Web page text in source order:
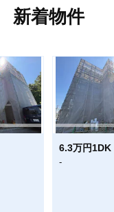
新着物件
6.3万円1DK
-